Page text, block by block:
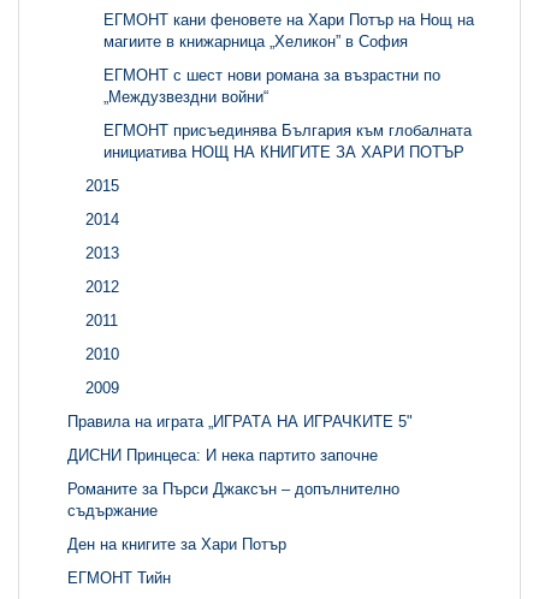
ЕГМОНТ кани феновете на Хари Потър на Нощ на
магиите в книжарница „Хеликон” в София
ЕГМОНТ с шест нови романа за възрастни по
„Междузвездни войни“
ЕГМОНТ присъединява България към глобалната
инициатива НОЩ НА КНИГИТЕ ЗА ХАРИ ПОТЪР
2015
2014
2013
2012
2011
2010
2009
Правила на играта „ИГРАТА НА ИГРАЧКИТЕ 5"
ДИСНИ Принцеса: И нека партито започне
Романите за Пърси Джаксън – допълнително
съдържание
Ден на книгите за Хари Потър
ЕГМОНТ Тийн